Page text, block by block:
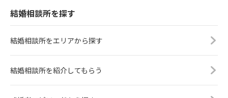
結婚相談所を探す
結婚相談所をエリアから探す
結婚相談所を紹介してもらう